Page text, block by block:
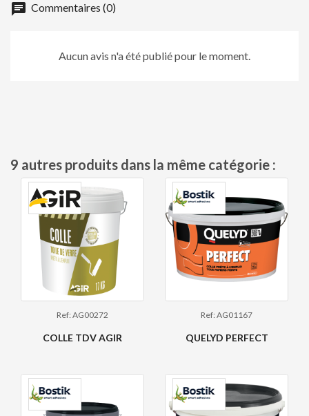
chat Commentaires (0)
Aucun avis n'a été publié pour le moment.
9 autres produits dans la même catégorie :
Ref: AG00272
COLLE TDV AGIR
Ref: AG01167
QUELYD PERFECT